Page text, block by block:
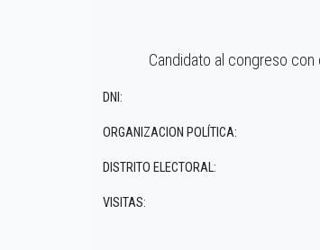
Candidato al congreso con
DNI:
ORGANIZACION POLÍTICA:
DISTRITO ELECTORAL:
VISITAS: